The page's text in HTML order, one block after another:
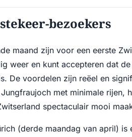
bezoekers
maand zijn voor een eerste
weer en kunt accepteren dat
De voordelen zijn reëel en
met minimale rijen,
spectaculair mooi
(derde maandag van april) is